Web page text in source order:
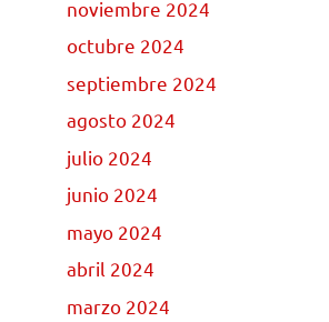
noviembre 2024
octubre 2024
septiembre 2024
agosto 2024
julio 2024
junio 2024
mayo 2024
abril 2024
marzo 2024